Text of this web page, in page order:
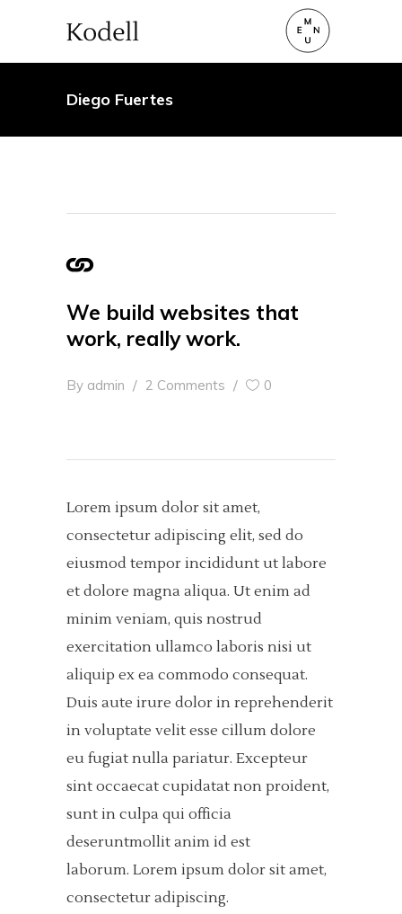
Diego Fuertes
We build websites that
work, really work.
By admin 2 Comments 0
Lorem ipsum dolor sit amet,
consectetur adipiscing elit, sed do
eiusmod tempor incididunt ut labore
et dolore magna aliqua. Ut enim ad
minim veniam, quis nostrud
exercitation ullamco laboris nisi ut
aliquip ex ea commodo consequat.
Duis aute irure dolor in reprehenderit
in voluptate velit esse cillum dolore
eu fugiat nulla pariatur. Excepteur
sint occaecat cupidatat non proident,
sunt in culpa qui officia
deseruntmollit anim id est
laborum. Lorem ipsum dolor sit amet,
consectetur adipiscing.